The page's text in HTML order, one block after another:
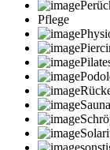
Pflege
Sauna